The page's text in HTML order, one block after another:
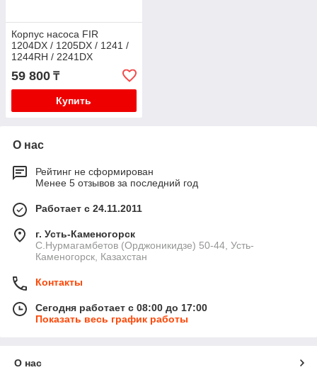
Корпус насоса FIR
1204DX / 1205DX / 1241 /
1244RH / 2241DX
59 800 ₸
Купить
О нас
Рейтинг не сформирован
Менее 5 отзывов за последний год
Работает с 24.11.2011
г. Усть-Каменогорск
С.Нурмагамбетов (Орджоникидзе) 50-44, Усть-
Каменогорск, Казахстан
Контакты
Сегодня работает с 08:00 до 17:00
Показать весь график работы
О нас